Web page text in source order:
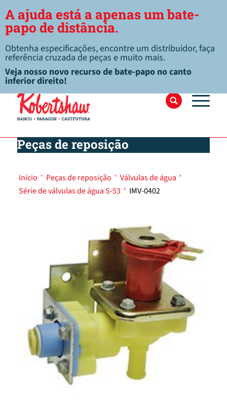
A ajuda está a apenas um bate-
papo de distância.
Obtenha especificações, encontre um distribuidor, faça
referência cruzada de peças e muito mais.
Veja nosso novo recurso de bate-papo no canto
inferior direito!
Peças de reposição
Início ' Peças de reposição ' Válvulas de água '
Série de válvulas de água S-53 ' IMV-0402